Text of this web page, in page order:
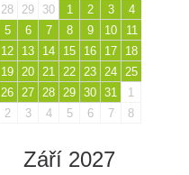
28
29 30 1 2 3
4
5
6 7 8 9 10
11
12
13 14 15 16 17
18
19
20 21 22 23 24
25
26
27 28 29 30 31
1
2
3 4 5 6 7 8
Září 2027